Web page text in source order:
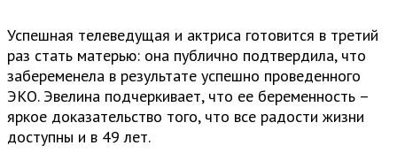
Успешная телеведущая и актриса готовится в третий
раз стать матерью: она публично подтвердила, что
забеременела в результате успешно проведенного
ЭКО. Эвелина подчеркивает, что ее беременность –
яркое доказательство того, что все радости жизни
доступны и в 49 лет.